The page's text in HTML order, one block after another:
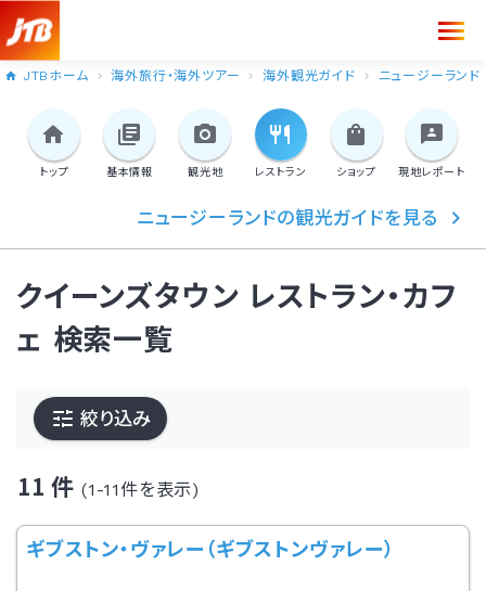
JTBホーム 海外旅行・海外ツアー 海外観光ガイド ニュージーラン
トップ 基本情報 観光地 レストラン ショップ 現地レポート
ニュージーランドの観光ガイドを見る
クイーンズタウン レストラン・カフ
ェ 検索一覧
絞り込み
11 件 (1-11件を表示)
ギブストン・ヴァレー（ギブストンヴァレー）